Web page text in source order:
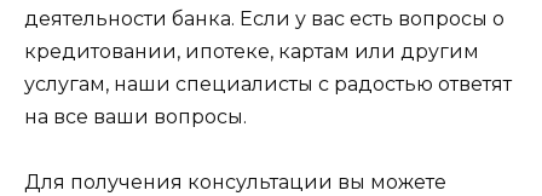
деятельности банка. Если у вас есть вопросы о
кредитовании, ипотеке, картам или другим
услугам, наши специалисты с радостью ответят
на все ваши вопросы.
Для получения консультации вы можете